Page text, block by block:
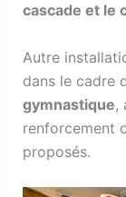
cascade et le
Autre
dans le cadre
gymnastique,
renforcement
proposés.